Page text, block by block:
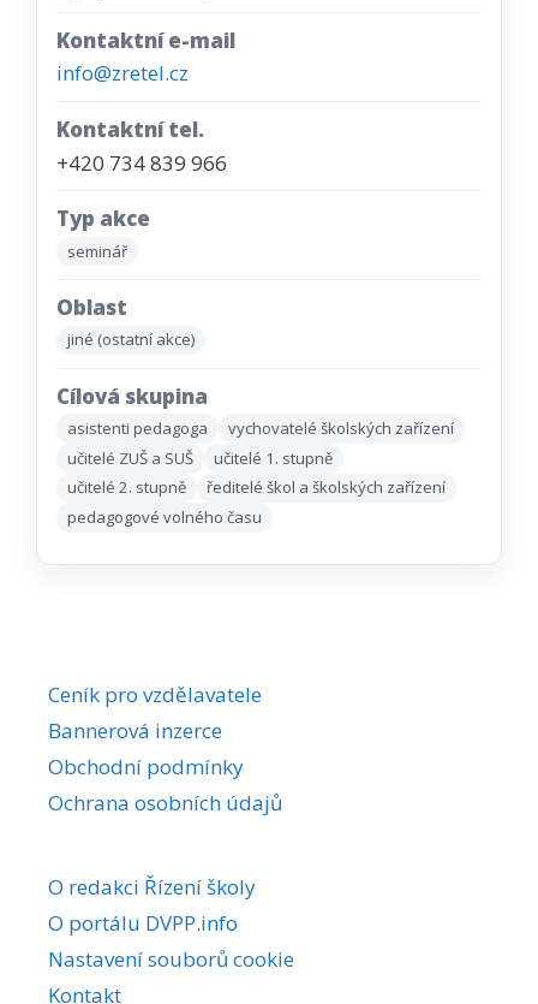
Kontaktní e-mail
info@zretel.cz
Kontaktní tel.
+420 734 839 966
Typ akce
seminář
Oblast
jiné (ostatní akce)
Cílová skupina
asistenti pedagoga
vychovatelé školských zařízení
učitelé ZUŠ a SUŠ
učitelé 1. stupně
učitelé 2. stupně
ředitelé škol a školských zařízení
pedagogové volného času
Ceník pro vzdělavatele
Bannerová inzerce
Obchodní podmínky
Ochrana osobních údajů
O redakci Řízení školy
O portálu DVPP.info
Nastavení souborů cookie
Kontakt